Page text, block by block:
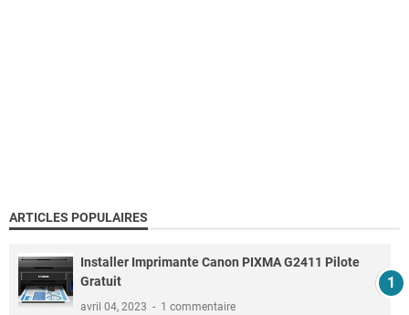
ARTICLES POPULAIRES
Installer Imprimante Canon PIXMA G2411 Pilote
Gratuit
avril 04, 2023 1 commentaire